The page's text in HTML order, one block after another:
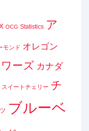
OCG Statistics ア
モンド オレゴン
ーズ カナダ
スイートチェリー チ
ブルーベ